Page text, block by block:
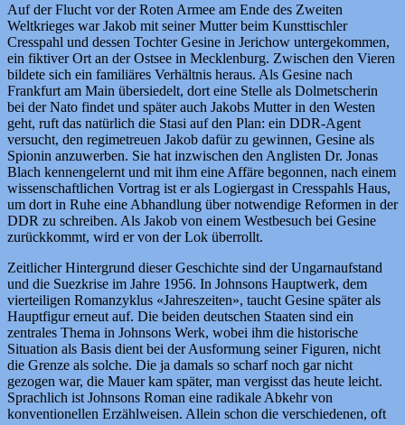
Auf der Flucht vor der Roten Armee am Ende des Zweiten
Weltkrieges war Jakob mit seiner Mutter beim Kunsttischler
Cresspahl und dessen Tochter Gesine in Jerichow untergekommen,
ein fiktiver Ort an der Ostsee in Mecklenburg. Zwischen den Vieren
bildete sich ein familiäres Verhältnis heraus. Als Gesine nach
Frankfurt am Main übersiedelt, dort eine Stelle als Dolmetscherin
bei der Nato findet und später auch Jakobs Mutter in den Westen
geht, ruft das natürlich die Stasi auf den Plan: ein DDR-Agent
versucht, den regimetreuen Jakob dafür zu gewinnen, Gesine als
Spionin anzuwerben. Sie hat inzwischen den Anglisten Dr. Jonas
Blach kennengelernt und mit ihm eine Affäre begonnen, nach einem
wissenschaftlichen Vortrag ist er als Logiergast in Cresspahls Haus,
um dort in Ruhe eine Abhandlung über notwendige Reformen in der
DDR zu schreiben. Als Jakob von einem Westbesuch bei Gesine
zurückkommt, wird er von der Lok überrollt.
Zeitlicher Hintergrund dieser Geschichte sind der Ungarnaufstand
und die Suezkrise im Jahre 1956. In Johnsons Hauptwerk, dem
vierteiligen Romanzyklus «Jahreszeiten», taucht Gesine später als
Hauptfigur erneut auf. Die beiden deutschen Staaten sind ein
zentrales Thema in Johnsons Werk, wobei ihm die historische
Situation als Basis dient bei der Ausformung seiner Figuren, nicht
die Grenze als solche. Die ja damals so scharf noch gar nicht
gezogen war, die Mauer kam später, man vergisst das heute leicht.
Sprachlich ist Johnsons Roman eine radikale Abkehr von
konventionellen Erzählweisen. Allein schon die verschiedenen, oft